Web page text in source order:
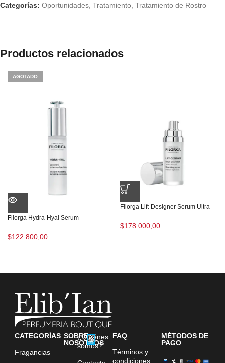
Categorías: Oportunidades Tratamiento Tratamiento de Rostro
Productos relacionados
AGOTADO
Filorga Hydra-Hyal Serum
$122.800,00
Filorga Lift-Designer Serum Ultra
$178.000,00
CATEGORÍAS
Fragancias
SOBRE
NOSOTROS
¿Quiénes
somos?
FAQ
Términos y
condiciones
MÉTODOS DE
PAGO